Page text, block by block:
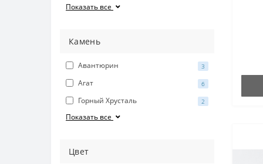
Показать все
Камень
Авантюрин 3
Агат 6
Горный Хрусталь 2
Показать все
Цвет